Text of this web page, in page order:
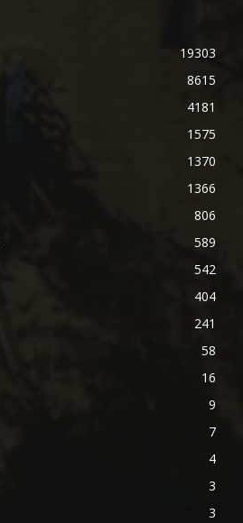
19303
8615
4181
1575
1370
1366
806
589
542
404
241
58
16
9
7
4
3
3